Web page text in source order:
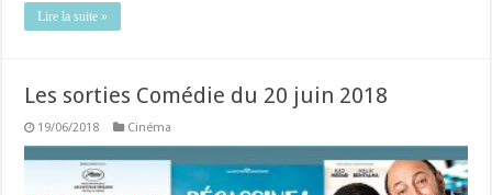
Lire la suite »
Les sorties Comédie du 20 juin 2018
19/06/2018 Cinéma